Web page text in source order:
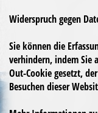
Widerspruch gegen
Sie können die
verhindern, indem Sie
Out-Cookie gesetzt,
Besuchen dieser